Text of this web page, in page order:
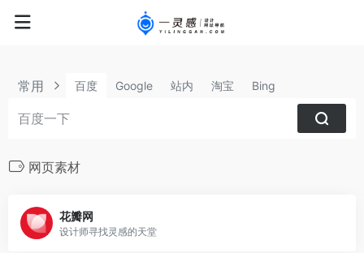
常用 百度 Google 站内 淘宝 Bing
网页素材
花瓣网
设计师寻找灵感的天堂